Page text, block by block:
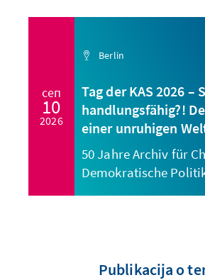
сеп
10
2026
Berlin
Tag der KAS 2026 –
handlungsfähig?!
einer unruhigen
50 Jahre Archiv für
Demokratische
Publikacija o